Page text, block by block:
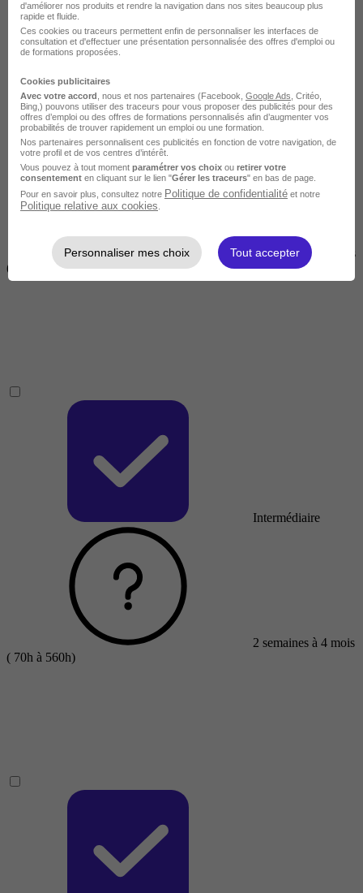
Courte
2 jours à 2 semaines
(14h à 70h)
Intermédiaire
2 semaines à 4 mois
( 70h à 560h)
d'améliorer nos produits et rendre la navigation dans nos sites beaucoup plus
rapide et fluide.
Ces cookies ou traceurs permettent enfin de personnaliser les interfaces de
consultation et d'effectuer une présentation personnalisée des offres d'emploi ou
de formations proposées.
Cookies publicitaires
Avec votre accord , nous et nos partenaires (Facebook, Google Ads , Critéo,
Bing,) pouvons utiliser des traceurs pour vous proposer des publicités pour des
offres d’emploi ou des offres de formations personnalisés afin d’augmenter vos
probabilités de trouver rapidement un emploi ou une formation.
Nos partenaires personnalisent ces publicités en fonction de votre navigation, de
votre profil et de vos centres d’intérêt.
Vous pouvez à tout moment paramétrer vos choix ou retirer votre
consentement en cliquant sur le lien "Gérer les traceurs" en bas de page.
Pour en savoir plus, consultez notre Politique de confidentialité et notre
Politique relative aux cookies
Personnaliser mes choix Tout accepter